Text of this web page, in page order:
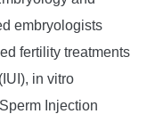
embryologists
fertility treatments
in vitro
Injection